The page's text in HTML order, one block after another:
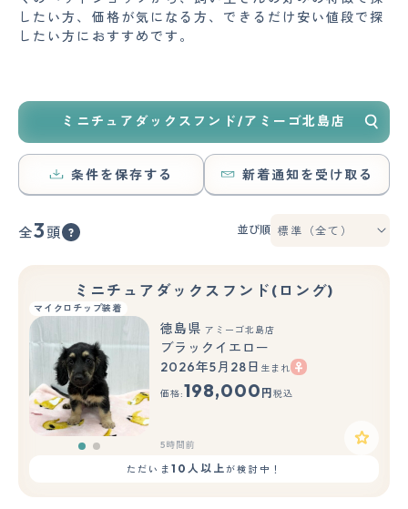
したい方、価格が気になる方、できるだけ安い値段で探
したい方におすすめです。
ミニチュアダックスフンド/アミーゴ北島店
条件を保存する 新着通知を受け取る
全3 頭 並び順
ミニチュアダックスフンド(ロング)
マイクロチップ装着
もっと見る
徳島県 アミーゴ北島店
ブラックイエロー
2026年5月28日 生まれ
価格:198,000 円 税込
5時間前
ただいま 10人以上が検討中！